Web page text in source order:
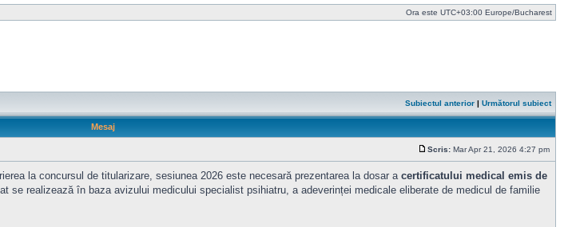
Ora este UTC+03:00 Europe/Bucharest
Subiectul anterior | Următorul subiect
Mesaj
Scris: Mar Apr 21, 2026 4:27 pm
la concursul de titularizare, sesiunea 2026 este necesară prezentarea la dosar a certificatului medical emis de
se realizează în baza avizului medicului specialist psihiatru, a adeverinței medicale eliberate de medicul de familie